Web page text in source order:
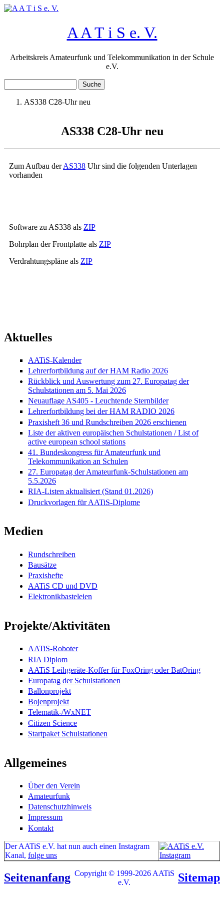
Direkt zum Inhalt
A A T i S e. V.
Arbeitskreis Amateurfunk und Telekommunikation in der Schule
e.V.
AS338 C28-Uhr neu
AS338 C28-Uhr neu
Zum Aufbau derAS338 Uhr sind die folgenden Unterlagen
vorhanden
Software zu AS338 als ZIP
Bohrplan der Frontplatte als ZIP
Verdrahtungspläne als ZIP
Aktuelles
AATiS-Kalender
Lehrerfortbildung auf der HAM Radio 2026
Rückblick und Auswertung zum 27. Europatag der
Schulstationen am 5. Mai 2026
Neuauflage AS405 - Leuchtende Sternbilder
Lehrerfortbildung bei der HAM RADIO 2026
Praxisheft 36 und Rundschreiben 2026 erschienen
Liste der aktiven europäischen Schulstationen / List of
active european school stations
41. Bundeskongress für Amateurfunk und
Telekommunikation an Schulen
27. Europatag der Amateurfunk-Schulstationen am
5.5.2026
RIA-Listen aktualisiert (Stand 01.2026)
Druckvorlagen für AATiS-Diplome
Medien
Rundschreiben
Bausätze
Praxishefte
AATiS CD und DVD
Elektronikbasteleien
Projekte/Aktivitäten
AATiS-Roboter
RIA Diplom
AATiS Leihgeräte-Koffer für FoxOring oder BatOring
Europatag der Schulstationen
Ballonprojekt
Bojenprojekt
Telematik-/WxNET
Citizen Science
Startpaket Schulstationen
Allgemeines
Über den Verein
Amateurfunk
Datenschutzhinweis
Impressum
Kontakt
Der AATiS e.V. hat nun auch einen Instagram
Kanal, folge uns
Seitenanfang Copyright © 1999-2026 AATiS
e.V.
Sitemap